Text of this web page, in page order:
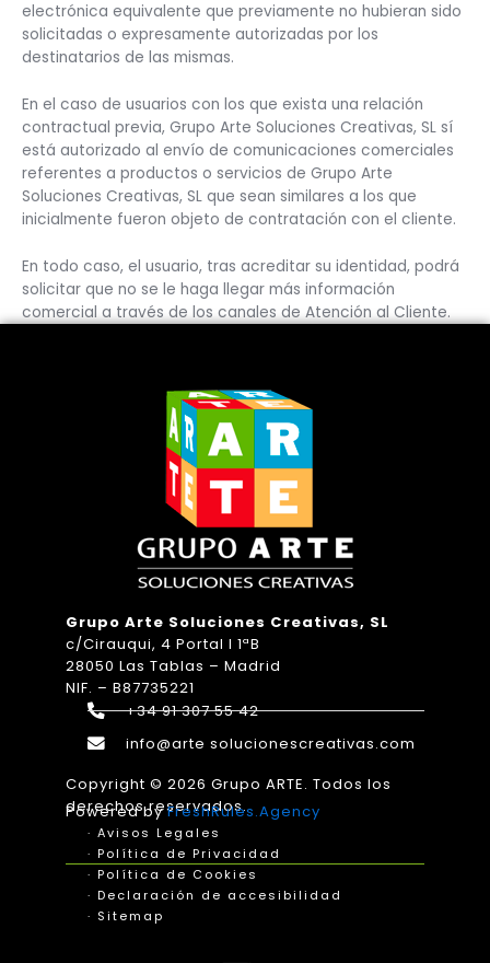
electrónica equivalente que previamente no hubieran sido
solicitadas o expresamente autorizadas por los
destinatarios de las mismas.
En el caso de usuarios con los que exista una relación
contractual previa, Grupo Arte Soluciones Creativas, SL sí
está autorizado al envío de comunicaciones comerciales
referentes a productos o servicios de Grupo Arte
Soluciones Creativas, SL que sean similares a los que
inicialmente fueron objeto de contratación con el cliente.
En todo caso, el usuario, tras acreditar su identidad, podrá
solicitar que no se le haga llegar más información
comercial a través de los canales de Atención al Cliente.
Grupo Arte Soluciones Creativas, SL
c/Cirauqui, 4 Portal I 1ªB
28050 Las Tablas – Madrid
NIF. – B87735221
+34 91 307 55 42
info@arte solucionescreativas.com
Copyright © 2026 Grupo ARTE. Todos los
derechos reservados.
Powered byFreshRules.Agency
· Avisos Legales
· Política de Privacidad
· Política de Cookies
· Declaración de accesibilidad
· Sitemap